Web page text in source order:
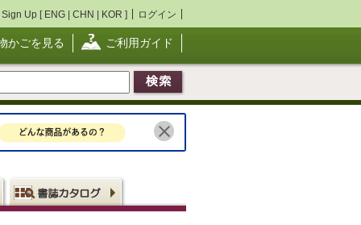
Sign Up [ ENG | CHN | KOR ] ログイン
かごを見る ご利用ガイド